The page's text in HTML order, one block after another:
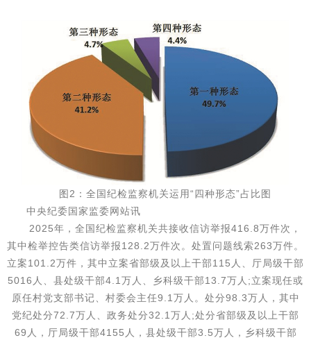
图2：全国纪检监察机关运用“四种形态”占比图
中央纪委国家监委网站讯
2025年，全国纪检监察机关共接收信访举报416.8万件次，
其中检举控告类信访举报128.2万件次。处置问题线索263万件。
立案101.2万件，其中立案省部级及以上干部115人、厅局级干部
5016人、县处级干部4.1万人、乡科级干部13.7万人;立案现任或
原任村党支部书记、村委会主任9.1万人。处分98.3万人，其中
党纪处分72.7万人、政务处分32.1万人;处分省部级及以上干部
69人，厅局级干部4155人，县处级干部3.5万人，乡科级干部